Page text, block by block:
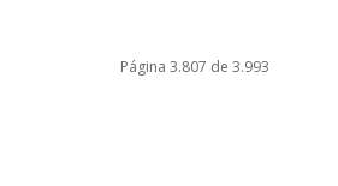
Página 3.807 de 3.993